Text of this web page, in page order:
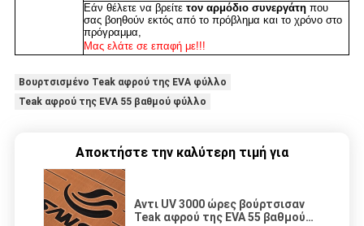
Εάν θέλετε να βρείτε τον αρμόδιο συνεργάτηπου
σας βοηθούν εκτός από το πρόβλημα και το χρόνο στο
πρόγραμμα,
Μας ελάτε σε επαφή με!!!
Βουρτσισμένο Teak αφρού της EVA φύλλο
Teak αφρού της EVA 55 βαθμού φύλλο
Αποκτήστε την καλύτερη τιμή για
Αντι UV 3000 ώρες βούρτσισαν
Teak αφρού της EVA 55 βαθμού